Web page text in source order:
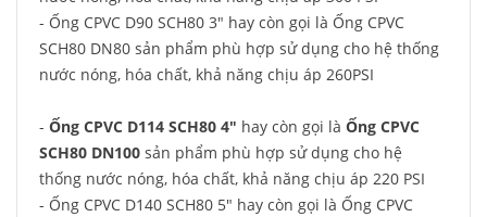
- Ống CPVC D90 SCH80 3" hay còn gọi là Ống CPVC
SCH80 DN80 sản phẩm phù hợp sử dụng cho hệ thống
nước nóng, hóa chất, khả năng chịu áp 260PSI
- Ống CPVC D114 SCH80 4" hay còn gọi là Ống CPVC
SCH80 DN100 sản phẩm phù hợp sử dụng cho hệ
thống nước nóng, hóa chất, khả năng chịu áp 220 PSI
- Ống CPVC D140 SCH80 5" hay còn gọi là Ống CPVC